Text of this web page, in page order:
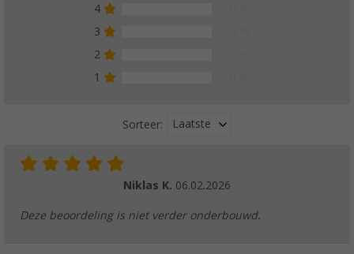
4
3
2
1
Sorteer: Laatste
Niklas K. 06.02.2026
Deze beoordeling is niet verder onderbouwd.